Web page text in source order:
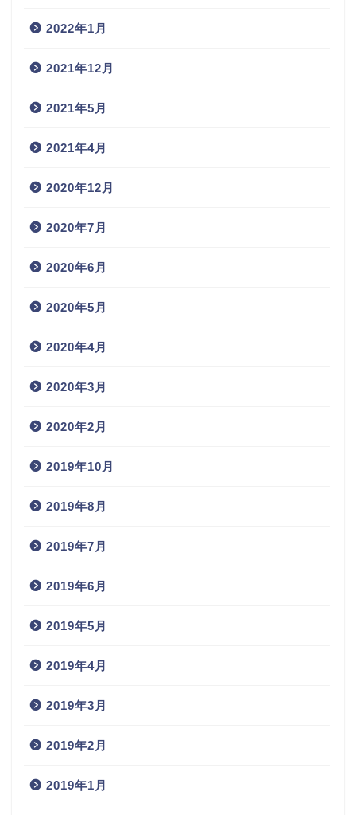
2022年2月
2022年1月
2021年12月
2021年5月
2021年4月
2020年12月
2020年7月
2020年6月
2020年5月
2020年4月
2020年3月
2020年2月
2019年10月
2019年8月
2019年7月
2019年6月
2019年5月
2019年4月
2019年3月
2019年2月